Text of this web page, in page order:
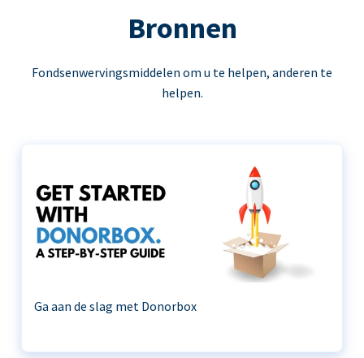
Bronnen
Fondsenwervingsmiddelen om u te helpen, anderen te
helpen.
Ga aan de slag met Donorbox